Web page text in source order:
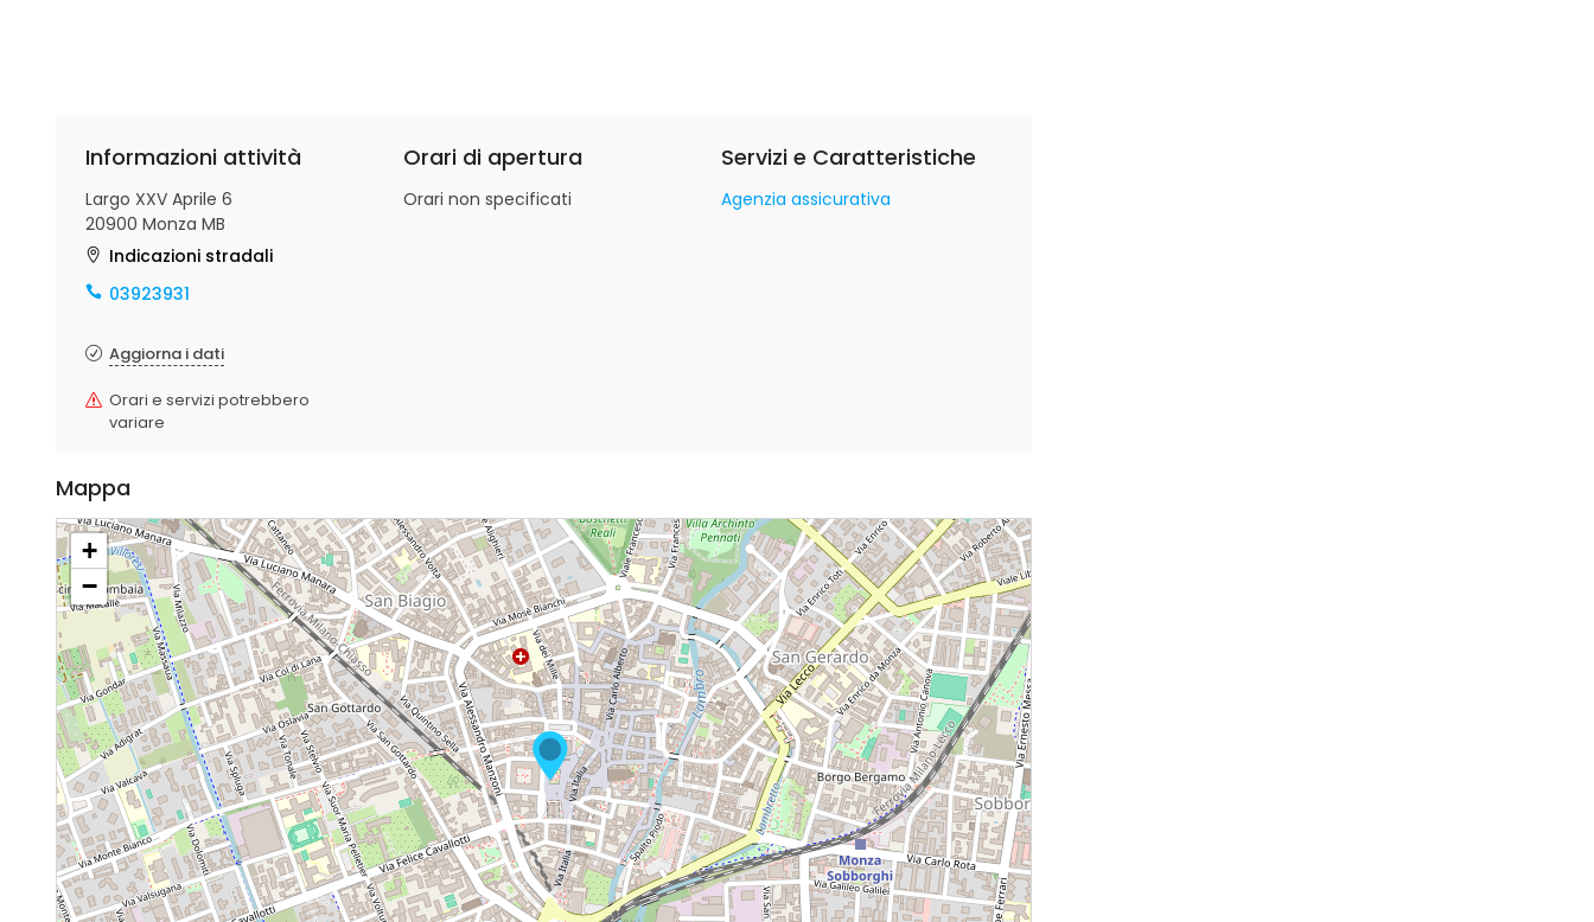
Informazioni attività
Largo XXV Aprile 6
20900 Monza MB
Indicazioni stradali
03923931
Aggiorna i dati
Orari e servizi potrebbero
variare
Orari di apertura
Orari non specificati
Servizi e Caratteristiche
Agenzia assicurativa
Mappa
+
−